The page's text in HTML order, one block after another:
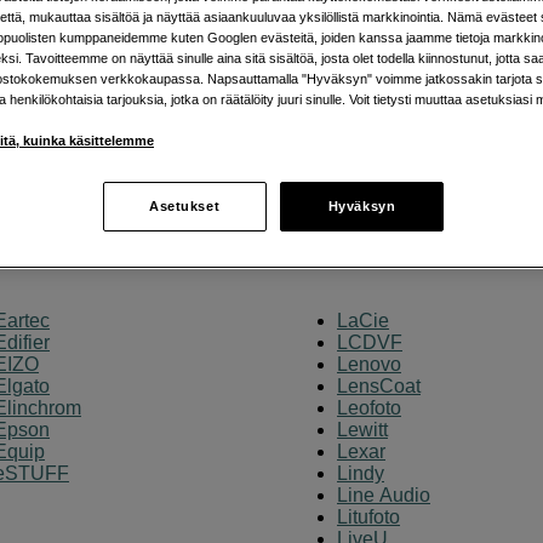
valokuvaus-, video-, ääni-, tietokone- ja lisälaitteita!
L
LaCie
LCDVF
Lenovo
LensCoat
Leofoto
Lewitt
Lexar
Lindy
Line Audio
Litufoto
LiveU
mukauttaa sisältöä ja näyttää asiaankuuluvaa yksilöllistä markkinointia. Nämä evästeet
kumppaneidemme kuten Googlen evästeitä, joiden kanssa jaamme tietoja
Tavoitteemme on näyttää sinulle aina sitä sisältöä, josta olet todella kiinnostunut, jotta
verkkokaupassa. Napsauttamalla "Hyväksyn" voimme jatkossakin tarjota
henkilökohtaisia tarjouksia, jotka on räätälöity juuri sinulle. Voit tietysti muuttaa asetuksiasi
kuinka käsittelemme
Asetukset Hyväksyn